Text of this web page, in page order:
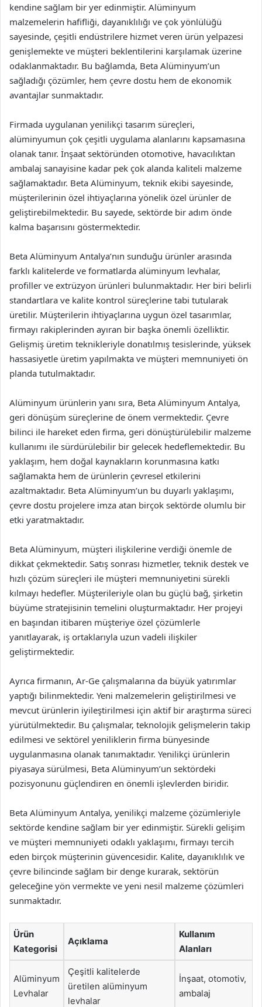
kendine sağlam bir yer edinmiştir. Alüminyum
malzemelerin hafifliği, dayanıklılığı ve çok yönlülüğü
sayesinde, çeşitli endüstrilere hizmet veren ürün yelpazesi
genişlemekte ve müşteri beklentilerini karşılamak üzerine
odaklanmaktadır. Bu bağlamda, Beta Alüminyum’un
sağladığı çözümler, hem çevre dostu hem de ekonomik
avantajlar sunmaktadır.
Firmada uygulanan yenilikçi tasarım süreçleri,
alüminyumun çok çeşitli uygulama alanlarını kapsamasına
olanak tanır. İnşaat sektöründen otomotive, havacılıktan
ambalaj sanayisine kadar pek çok alanda kaliteli malzeme
sağlamaktadır. Beta Alüminyum, teknik ekibi sayesinde,
müşterilerinin özel ihtiyaçlarına yönelik özel ürünler de
geliştirebilmektedir. Bu sayede, sektörde bir adım önde
kalma başarısını göstermektedir.
Beta Alüminyum Antalya’nın sunduğu ürünler arasında
farklı kalitelerde ve formatlarda alüminyum levhalar,
profiller ve extrüzyon ürünleri bulunmaktadır. Her biri belirli
standartlara ve kalite kontrol süreçlerine tabi tutularak
üretilir. Müşterilerin ihtiyaçlarına uygun özel tasarımlar,
firmayı rakiplerinden ayıran bir başka önemli özelliktir.
Gelişmiş üretim teknikleriyle donatılmış tesislerinde, yüksek
hassasiyetle üretim yapılmakta ve müşteri memnuniyeti ön
planda tutulmaktadır.
Alüminyum ürünlerin yanı sıra, Beta Alüminyum Antalya,
geri dönüşüm süreçlerine de önem vermektedir. Çevre
bilinci ile hareket eden firma, geri dönüştürülebilir malzeme
kullanımı ile sürdürülebilir bir gelecek hedeflemektedir. Bu
yaklaşım, hem doğal kaynakların korunmasına katkı
sağlamakta hem de ürünlerin çevresel etkilerini
azaltmaktadır. Beta Alüminyum’un bu duyarlı yaklaşımı,
çevre dostu projelere imza atan birçok sektörde olumlu bir
etki yaratmaktadır.
Beta Alüminyum, müşteri ilişkilerine verdiği önemle de
dikkat çekmektedir. Satış sonrası hizmetler, teknik destek ve
hızlı çözüm süreçleri ile müşteri memnuniyetini sürekli
kılmayı hedefler. Müşterileriyle olan bu güçlü bağ, şirketin
büyüme stratejisinin temelini oluşturmaktadır. Her projeyi
en başından itibaren müşteriye özel çözümlerle
yanıtlayarak, iş ortaklarıyla uzun vadeli ilişkiler
geliştirmektedir.
Ayrıca firmanın, Ar-Ge çalışmalarına da büyük yatırımlar
yaptığı bilinmektedir. Yeni malzemelerin geliştirilmesi ve
mevcut ürünlerin iyileştirilmesi için aktif bir araştırma süreci
yürütülmektedir. Bu çalışmalar, teknolojik gelişmelerin takip
edilmesi ve sektörel yeniliklerin firma bünyesinde
uygulanmasına olanak tanımaktadır. Yenilikçi ürünlerin
piyasaya sürülmesi, Beta Alüminyum’un sektördeki
pozisyonunu güçlendiren en önemli işlevlerden biridir.
Beta Alüminyum Antalya, yenilikçi malzeme çözümleriyle
sektörde kendine sağlam bir yer edinmiştir. Sürekli gelişim
ve müşteri memnuniyeti odaklı yaklaşımı, firmayı tercih
eden birçok müşterinin güvencesidir. Kalite, dayanıklılık ve
çevre bilincinde sağlam bir denge kurarak, sektörün
geleceğine yön vermekte ve yeni nesil malzeme çözümleri
sunmaktadır.
Ürün
Kategorisi
Açıklama
Kullanım
Alanları
Alüminyum
Levhalar
Çeşitli kalitelerde
üretilen alüminyum
levhalar
İnşaat, otomotiv,
ambalaj